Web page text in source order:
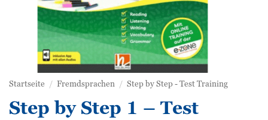
Startseite / Fremdsprachen / Step by Step - Test Training
Step by Step 1 – Test